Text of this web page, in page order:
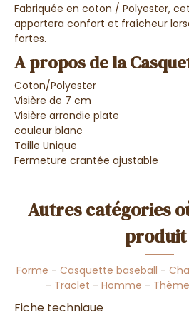
Fabriquée en coton / Polyester,
apportera confort et fraîcheur
fortes.
A propos de la
Coton/Polyester
Visière de 7 cm
Visière arrondie plate
couleur blanc
Taille Unique
Fermeture crantée ajustable
Autres catégories
produit
Forme - Casquette baseball -
- Traclet - Homme -